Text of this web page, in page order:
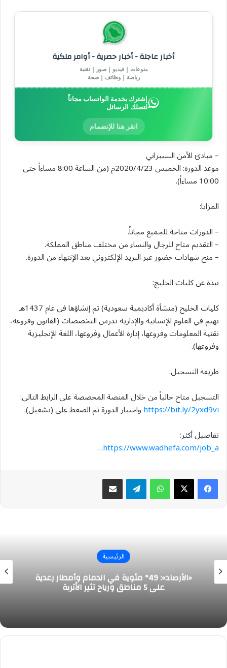
أخبار عاجلة - أخبار حصرية - أوامر ملكية
منوعات | فيديو | صور | تقنية
رياضة | وظائف | صحة
إشترك بخدمة الواتساب مجاناً
لتصلك الرسائل
انقر هنا للإنضمام
– مبادئ الأمن السيبراني
موعد الدورة: الخميس 2020/4/23م (من الساعة 8:00 مساءاً حتى
10:00 مساءاً).
المزايا:
– الدورات متاحة للجميع مجاناً.
– التقديم متاح للرجال والنساء من مختلف مناطق المملكة.
– منح شهادات حضور عبر البريد الإلكتروني بعد الإنتهاء من الدورة.
نبذة عن كليات الخليج:
كليات الخليج (منشأة أكاديمية سعودية) تم إنشاؤها في عام 1437هـ
تهتم في العلوم الإنسانية والإدارية تدرس التخصصات (القانون وفروعه،
تقنية المعلومات وفروعها، إدارة الأعمال وفروعها، اللغة الإنجليزية
وفروعها).
طريقة التسجيل:
التسجيل متاح حالياً من خلال المنصة المخصصة على الرابط التالي:
https://bit.ly/2yxd9viواختيار الدورة ثم الضغط على (تشغيل).
تفاصيل أكثر:
https://www.wadhefa.com/job_a…
واتسابتيلقرام مشاركة عبر البريد
الرئيسية
«الأرصاد»: 49° مئوية في الدمام وأمطار رعدية
على 5 مناطق ورياح تثير الأتربة